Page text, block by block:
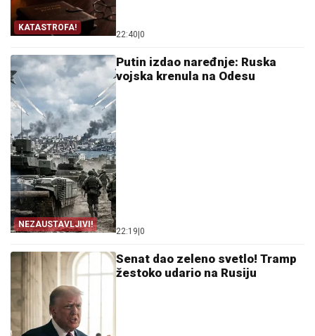
KATASTROFA!
22:40 0
NEZAUSTAVLJIVI!
Putin izdao naređnje: Ruska
vojska krenula na Odesu
22:19 0
Senat dao zeleno svetlo! Tramp
žestoko udario na Rusiju